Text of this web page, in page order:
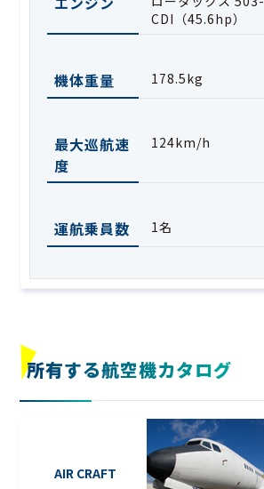
CDI（45.6hp）
機体重量 178.5kg
最大巡航速
度
124km/h
運航乗員数 1名
所有する航空機カタログ
AIR CRAFT